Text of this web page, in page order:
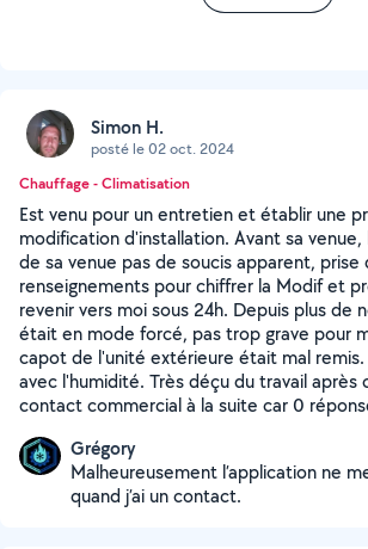
Simon H.
posté le 02 oct. 2024
Chauffage - Climatisation
Est venu pour un entretien et établir une
modification d'installation. Avant sa
de sa venue pas de soucis apparent, prise
renseignements pour chiffrer la Modif et
revenir vers moi sous 24h. Depuis plus de
était en mode forcé, pas trop grave pour
capot de l'unité extérieure était mal remis.
avec l'humidité. Très déçu du travail après
contact commercial à la suite car 0
Grégory
Malheureusement l’application ne
quand j’ai un contact.